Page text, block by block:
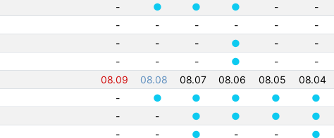
- ● ● ● - -
- - - - - -
- - - ● - -
- - - ● - -
08.09 08.08 08.07 08.06 08.05 08.04
- ● ● ● ● ●
- - ● ● ● ●
- - ● - - ●